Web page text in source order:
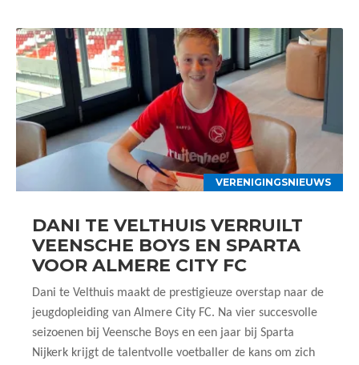
VERENIGINGSNIEUWS
DANI TE VELTHUIS VERRUILT
VEENSCHE BOYS EN SPARTA
VOOR ALMERE CITY FC
Dani te Velthuis maakt de prestigieuze overstap naar de
jeugdopleiding van Almere City FC. Na vier succesvolle
seizoenen bij Veensche Boys en een jaar bij Sparta
Nijkerk krijgt de talentvolle voetballer de kans om zich